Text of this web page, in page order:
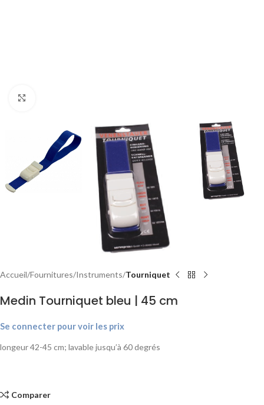
Accueil Fournitures Instruments Tourniquet
Medin Tourniquet bleu | 45 cm
Se connecter pour voir les prix
longeur 42-45 cm; lavable jusqu’à 60 degrés
Comparer